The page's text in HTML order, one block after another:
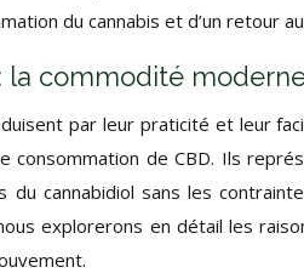
du cannabis et d’un retour
la commodité
par leur praticité et leur
consommation de CBD. Ils
cannabidiol sans les
explorerons en détail les